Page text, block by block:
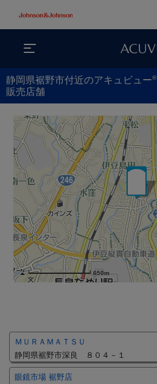
静岡県裾野市付近のアキュビュー®
販売店舗
650m
ＭＵＲＡＭＡＴＳＵ
静岡県裾野市深良 ８０４－１
眼鏡市場 裾野店